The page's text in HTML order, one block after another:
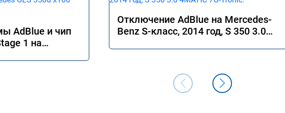
AdBlue и чип
1 на
Отключение AdBlue на Mercedes-
Benz S-класс, 2014 год, S 350 3.0